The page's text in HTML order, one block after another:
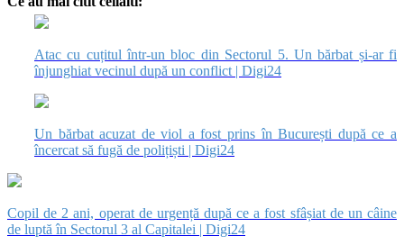
Atac cu cuțitul într-un bloc din Sectorul 5. Un bărbat și-ar fi
înjunghiat vecinul după un conflict | Digi24
Un bărbat acuzat de viol a fost prins în București după ce a
încercat să fugă de polițiști | Digi24
Copil de 2 ani, operat de urgență după ce a fost sfâșiat de un câine
de luptă în Sectorul 3 al Capitalei | Digi24